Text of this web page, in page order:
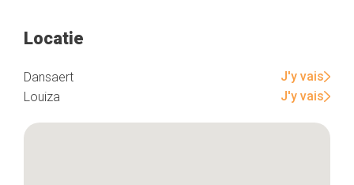
Locatie
Dansaert
J'y vais
Louiza
J'y vais